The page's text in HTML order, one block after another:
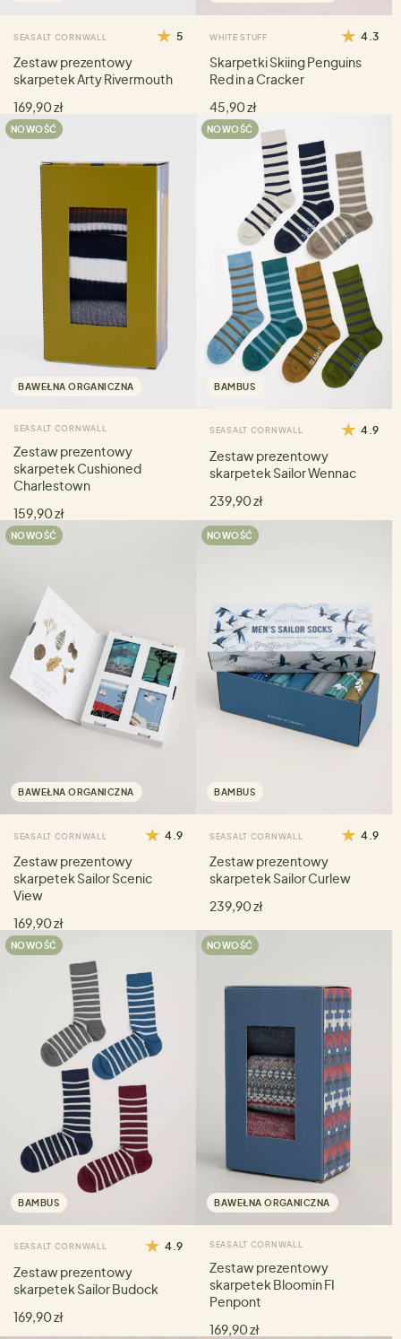
SEASALT CORNWALL 5
Zestaw prezentowy
skarpetek Arty Rivermouth
169,90 zł
WHITE STUFF 4.3
Skarpetki Skiing Penguins
Red in a Cracker
45,90 zł
NOWOŚĆ
BAWEŁNA ORGANICZNA
SEASALT CORNWALL
Zestaw prezentowy
skarpetek Cushioned
Charlestown
159,90 zł
NOWOŚĆ
BAMBUS
SEASALT CORNWALL 4.9
Zestaw prezentowy
skarpetek Sailor Wennac
239,90 zł
NOWOŚĆ
BAWEŁNA ORGANICZNA
SEASALT CORNWALL 4.9
Zestaw prezentowy
skarpetek Sailor Scenic
View
169,90 zł
NOWOŚĆ
BAMBUS
SEASALT CORNWALL 4.9
Zestaw prezentowy
skarpetek Sailor Curlew
239,90 zł
NOWOŚĆ
BAMBUS
SEASALT CORNWALL 4.9
Zestaw prezentowy
skarpetek Sailor Budock
169,90 zł
NOWOŚĆ
BAWEŁNA ORGANICZNA
SEASALT CORNWALL
Zestaw prezentowy
skarpetek Bloomin FI
Penpont
169,90 zł